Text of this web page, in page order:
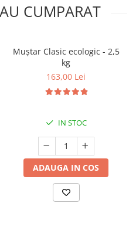
CUMPARAT
Muștar Clasic ecologic - 2,5
kg
163,00 Lei
IN STOC
ADAUGA IN COS